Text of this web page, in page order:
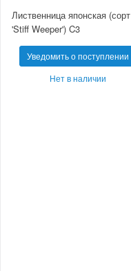
Лиственница японская (сорт
'Stiff Weeper') C3
Уведомить о поступлении
Нет в наличии